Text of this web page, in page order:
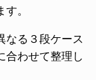
。
なる３段ケース
合わせて整理し